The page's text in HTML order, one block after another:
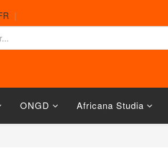
|
ONGD Africana Studia